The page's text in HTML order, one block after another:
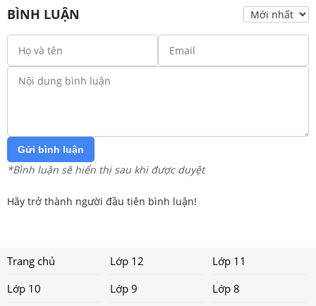
BÌNH LUẬN
Gửi bình luận
*Bình luận sẽ hiển thị sau khi được duyệt
Hãy trở thành người đầu tiên bình luận!
Trang chủ Lớp 12
Lớp 11
Lớp 10
Lớp 9
Lớp 8